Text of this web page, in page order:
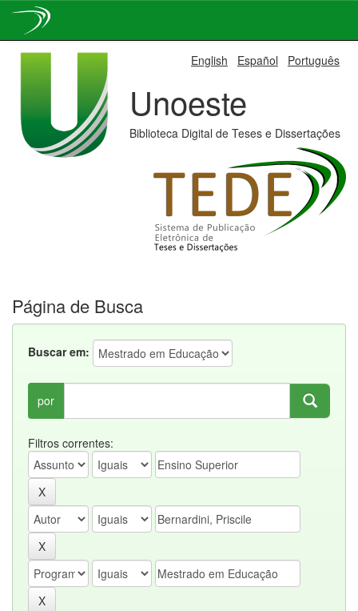
English Español Português
Unoeste
Biblioteca Digital de Teses e Dissertações
Página de Busca
Buscar em:
por
Filtros correntes: